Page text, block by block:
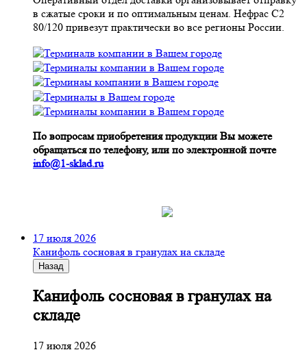
в сжатые сроки и по оптимальным ценам. Нефрас С2
80/120 привезут практически во все регионы России.
По вопросам приобретения продукции Вы можете
обращаться по телефону, или по электронной почте
info@1-sklad.ru
17 июля 2026
Канифоль сосновая в гранулах на складе
Назад
Канифоль сосновая в гранулах на
складе
17 июля 2026